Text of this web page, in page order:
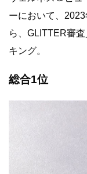
ーにおいて、
ら、GLITTER審
キング。
総合1位